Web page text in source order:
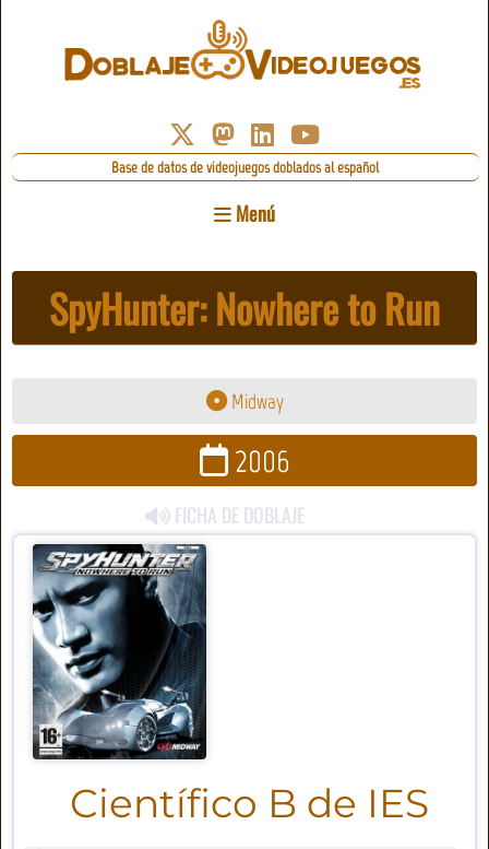
Base de datos de videojuegos doblados al español
Menú
SpyHunter: Nowhere to Run
Midway
2006
FICHA DE DOBLAJE
Científico B de IES